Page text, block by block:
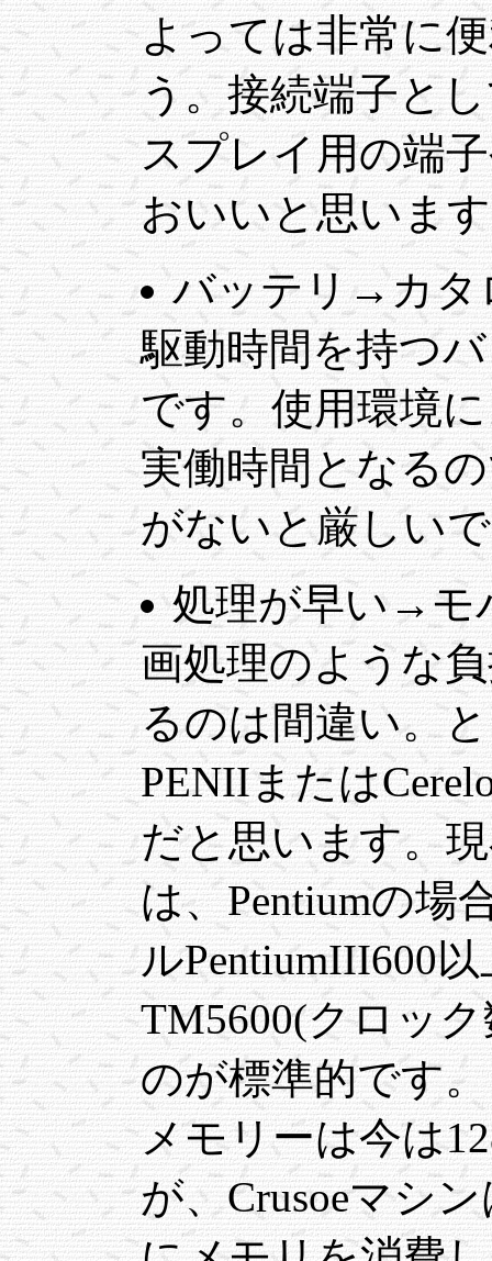
よっては非常に
う。接続端子と
スプレイ用の端
おいいと思いま
バッテリ→カタ
駆動時間を持つ
です。使用環境
実働時間となる
がないと厳しい
処理が早い→モ
画処理のような
るのは間違い。
PENIIまたは
だと思います。
は、Pentiumの場
ルPentiumIII600
TM5600(クロッ
のが標準的です。
メモリーは今は
が、Crusoeマシ